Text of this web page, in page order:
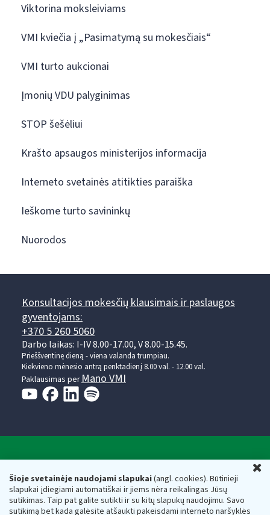
Šioje svetainėje naudojami slapukai(angl. cookies). Būtinieji
slapukai įdiegiami automatiškai ir jiems nėra reikalingas Jūsų
sutikimas. Taip pat galite sutikti ir su kitų slapukų naudojimu. Savo
sutikimą bet kada galėsite atšaukti pakeisdami interneto naršyklės
Viktorina moksleiviams
VMI kviečia į „Pasimatymą su mokesčiais“
VMI turto aukcionai
Įmonių VDU palyginimas
STOP šešėliui
Krašto apsaugos ministerijos informacija
Interneto svetainės atitikties paraiška
Ieškome turto savininkų
Nuorodos
Konsultacijos mokesčių klausimais ir paslaugos
gyventojams:
+370 5 260 5060
Darbo laikas: I-IV 8.00-17.00, V 8.00-15.45.
Prieššventinę dieną - viena valanda trumpiau.
Kiekvieno mėnesio antrą penktadienį 8.00 val. - 12.00 val.
Paklausimas per Mano VMI
Respublikos finansų ministerijos
Biudžetinė įstaiga. Juridinio asmens kodas — 188659752,
adresas: Vasario 16-osios g. 14, 01107 Vilnius, Lietuva, el.paštas: